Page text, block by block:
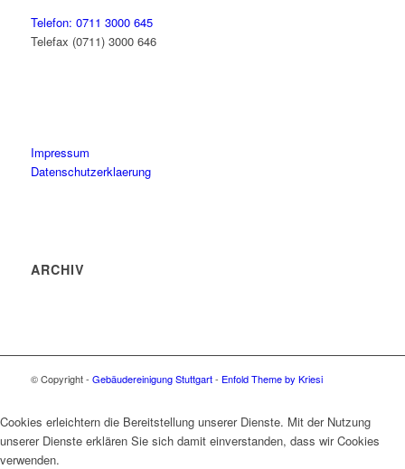
Telefon: 0711 3000 645
Telefax (0711) 3000 646
Impressum
Datenschutzerklaerung
ARCHIV
© Copyright - Gebäudereinigung Stuttgart- Enfold Theme by Kriesi
Cookies erleichtern die Bereitstellung unserer Dienste. Mit der Nutzung
unserer Dienste erklären Sie sich damit einverstanden, dass wir Cookies
verwenden.